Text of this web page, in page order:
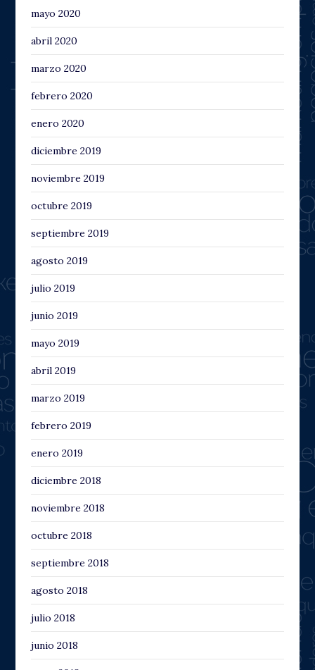
mayo 2020
abril 2020
marzo 2020
febrero 2020
enero 2020
diciembre 2019
noviembre 2019
octubre 2019
septiembre 2019
agosto 2019
julio 2019
junio 2019
mayo 2019
abril 2019
marzo 2019
febrero 2019
enero 2019
diciembre 2018
noviembre 2018
octubre 2018
septiembre 2018
agosto 2018
julio 2018
junio 2018